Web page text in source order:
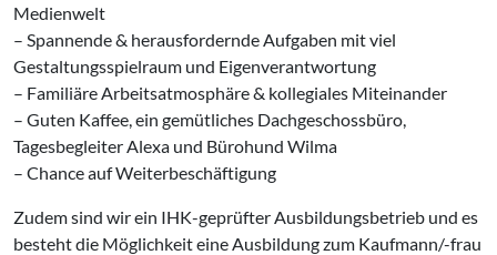
Medienwelt
– Spannende & herausfordernde Aufgaben mit viel
Gestaltungsspielraum und Eigenverantwortung
– Familiäre Arbeitsatmosphäre & kollegiales Miteinander
– Guten Kaffee, ein gemütliches Dachgeschossbüro,
Tagesbegleiter Alexa und Bürohund Wilma
– Chance auf Weiterbeschäftigung
Zudem sind wir ein IHK-geprüfter Ausbildungsbetrieb und es
besteht die Möglichkeit eine Ausbildung zum Kaufmann/-frau